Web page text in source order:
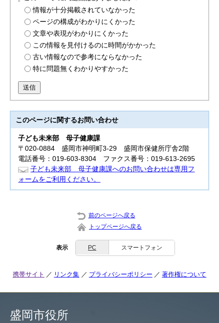
情報が十分掲載されていなかった
ページの構成がわかりにくかった
文章や表現がわかりにくかった
この情報を見付けるのに時間がかかった
古い情報なので参考にならなかった
特に問題無くわかりやすかった
送信
このページに関するお問い合わせ
子ども未来部母子健康課
〒020-0884 盛岡市神明町3-29 盛岡市保健所庁舎2階
電話番号：019-603-8304 ファクス番号：019-613-2695
子ども未来部 母子健康課へのお問い合わせは専用フ
ォームをご利用ください。
前のページへ戻る
トップページへ戻る
表示 PC スマートフォン
携帯サイト リンク集 プライバシーポリシー 著作権について
盛岡市役所